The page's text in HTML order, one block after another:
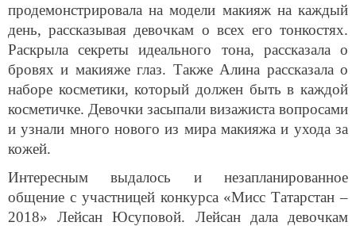
продемонстрировала на модели макияж на каждый
день, рассказывая девочкам о всех его тонкостях.
Раскрыла секреты идеального тона, рассказала о
бровях и макияже глаз. Также Алина рассказала о
наборе косметики, который должен быть в каждой
косметичке. Девочки засыпали визажиста вопросами
и узнали много нового из мира макияжа и ухода за
кожей.
Интересным выдалось и незапланированное
общение с участницей конкурса «Мисс Татарстан –
2018» Лейсан Юсуповой. Лейсан дала девочкам